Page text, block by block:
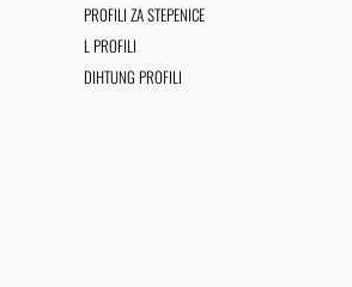
PROFILI ZA STEPENICE
L PROFILI
DIHTUNG PROFILI